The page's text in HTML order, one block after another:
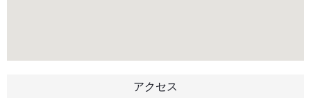
アクセス